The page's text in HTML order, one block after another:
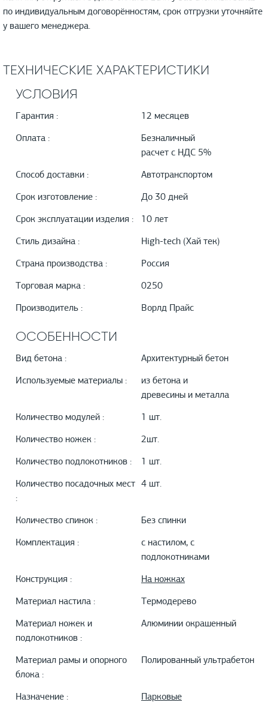
по индивидуальным договорённостям, срок отгрузки уточняйте
у вашего менеджера.
ТЕХНИЧЕСКИЕ ХАРАКТЕРИСТИКИ
УСЛОВИЯ
Гарантия : 12 месяцев
Оплата :
Безналичный
расчет с НДС 5%
Способ доставки : Автотранспортом
Срок изготовление : До 30 дней
Срок эксплуатации изделия : 10 лет
Стиль дизайна : High-tech (Хай тек)
Страна производства : Россия
Торговая марка : 0250
Производитель : Ворлд Прайс
ОСОБЕННОСТИ
Вид бетона : Архитектурный бетон
Используемые материалы :
из бетона и
древесины и металла
Количество модулей : 1 шт.
Количество ножек : 2шт.
Количество подлокотников : 1 шт.
Количество посадочных мест
:
4 шт.
Количество спинок : Без спинки
Комплектация :
с настилом, с
подлокотниками
Конструкция : На ножках
Материал настила : Термодерево
Материал ножек и
подлокотников :
Алюминии окрашенный
Материал рамы и опорного
блока :
Полированный ультрабетон
Назначение : Парковые